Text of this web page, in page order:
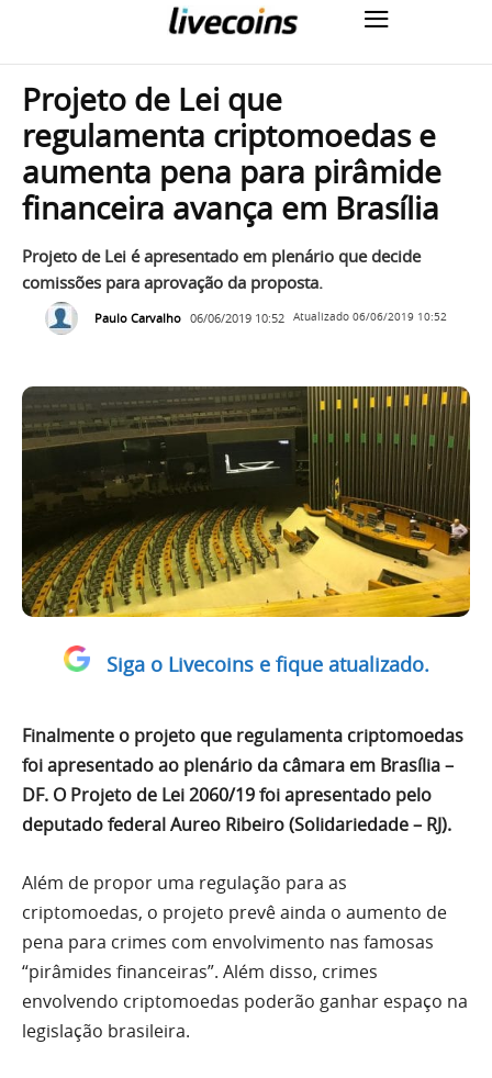
Projeto de Lei que
regulamenta criptomoedas e
aumenta pena para pirâmide
financeira avança em Brasília
Projeto de Lei é apresentado em plenário que decide
comissões para aprovação da proposta.
Paulo Carvalho 06/06/2019 10:52 Atualizado 06/06/2019 10:52
Siga o Livecoins e fique atualizado.
Finalmente o projeto que regulamenta criptomoedas
foi apresentado ao plenário da câmara em Brasília –
DF. O Projeto de Lei 2060/19 foi apresentado pelo
deputado federal Aureo Ribeiro (Solidariedade – RJ).
Além de propor uma regulação para as
criptomoedas, o projeto prevê ainda o aumento de
pena para crimes com envolvimento nas famosas
“pirâmides financeiras”. Além disso, crimes
envolvendo criptomoedas poderão ganhar espaço na
legislação brasileira.